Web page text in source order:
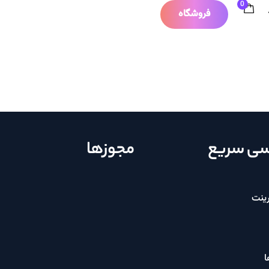
0
فروشگاه
سریع مجوزها